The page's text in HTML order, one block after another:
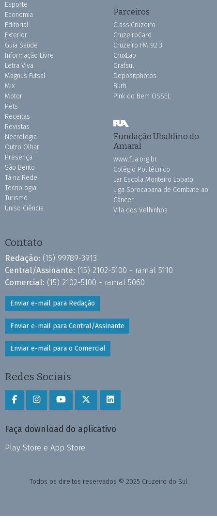
Esporte
Economia
Editorial
Exterior
Guia Saúde
Informação Livre
Letra Viva
Magnus Futsal
Mix
Motor
Pets
Receitas
Revistas
Necrologia
Outro Olhar
Presença
São Bento
Tá na Rede
Tecnologia
Turismo
Uniso Ciência
Parceiros
ClassiCruzeiro
CruzeiroCard
Cruzeiro FM 92.3
CruxLab
Grafsul
Depositphotos
Burh
Pink do Bem OSSEL
Fundação Ubaldino do
Amaral
www.fua.org.br
Colégio Politécnico
Lar Escola Monteiro Lobato
Liga Sorocabana de Combate ao
Câncer
Vila dos Velhinhos
Contato
Redação: (15) 99789-3913
Central/Assinante: (15) 2102-5100 - ramal 5110
Comercial: (15) 2102-5100 - ramal 5060
Enviar e-mail para Redação
Enviar e-mail para Central/Assinante
Enviar e-mail para o Comercial
Redes Sociais
Faça download do aplicativo
Play Store e App Store
Todos os direitos reservados © 2025 Cruzeiro do Sul